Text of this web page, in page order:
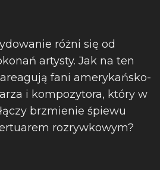
różni się od
artysty. Jak na ten
fani amerykańsko-
i kompozytora, który w
brzmienie śpiewu
rozrywkowym?